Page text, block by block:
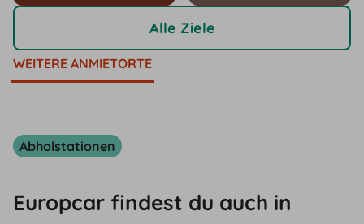
Alle Ziele
WEITERE ANMIETORTE
Abholstationen
Europcar findest du auch in